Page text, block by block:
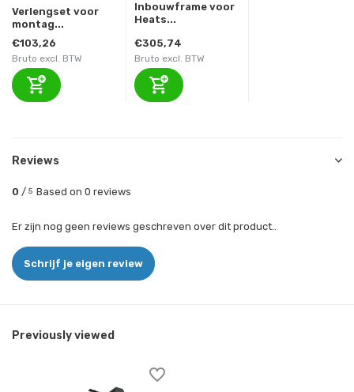
Verlengset voor
montag...
€103,26
Bruto excl. BTW
Inbouwframe voor
Heats...
€305,74
Bruto excl. BTW
Reviews
0 / 5 Based on 0 reviews
Er zijn nog geen reviews geschreven over dit product..
Schrijf je eigen review
Previously viewed